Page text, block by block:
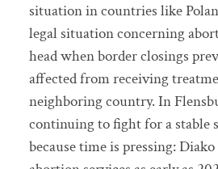
situation in countries like
legal situation concerning
head when border closings
affected from receiving
neighboring country. In
continuing to fight for a stable
because time is pressing: